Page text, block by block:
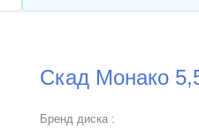
Скад Монако
Бренд диска :